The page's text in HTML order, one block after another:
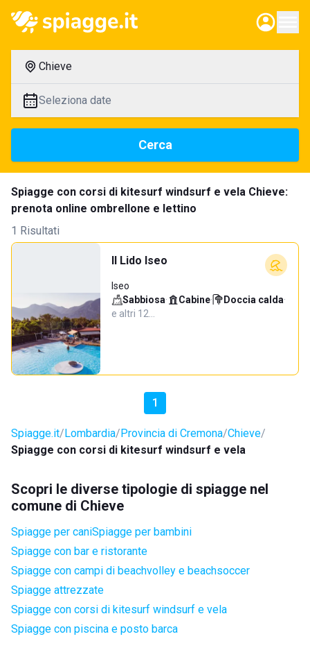
Chieve
Seleziona date
Cerca
Spiagge con corsi di kitesurf windsurf e vela Chieve:
prenota online ombrellone e lettino
1 Risultati
Il Lido Iseo
Iseo
Sabbiosa· Cabine· Doccia calda·
e altri 12…
1
Spiagge.it Lombardia Provincia di Cremona Chieve
Spiagge con corsi di kitesurf windsurf e vela
Scopri le diverse tipologie di spiagge nel
comune di Chieve
Spiagge per caniSpiagge per bambini
Spiagge con bar e ristorante
Spiagge con campi di beachvolley e beachsoccer
Spiagge attrezzate
Spiagge con corsi di kitesurf windsurf e vela
Spiagge con piscina e posto barca